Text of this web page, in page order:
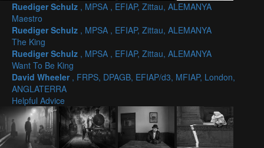
Ruediger Schulz , MPSA , EFIAP, Zittau, ALEMANYA
Maestro
Ruediger Schulz , MPSA , EFIAP, Zittau, ALEMANYA
The King
Ruediger Schulz , MPSA , EFIAP, Zittau, ALEMANYA
Want To Be King
David Wheeler , FRPS, DPAGB, EFIAP/d3, MFIAP, London,
ANGLATERRA
Helpful Advice